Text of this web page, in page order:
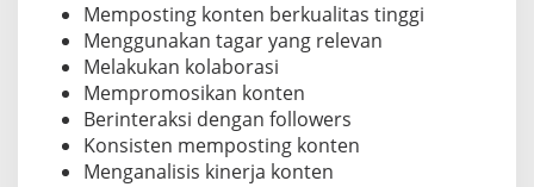
Memposting konten berkualitas tinggi
Menggunakan tagar yang relevan
Melakukan kolaborasi
Mempromosikan konten
Berinteraksi dengan followers
Konsisten memposting konten
Menganalisis kinerja konten